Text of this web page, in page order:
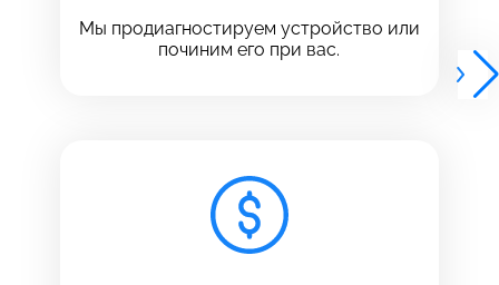
Мы продиагностируем устройство или
починим его при вас.
позвонить
позвонить